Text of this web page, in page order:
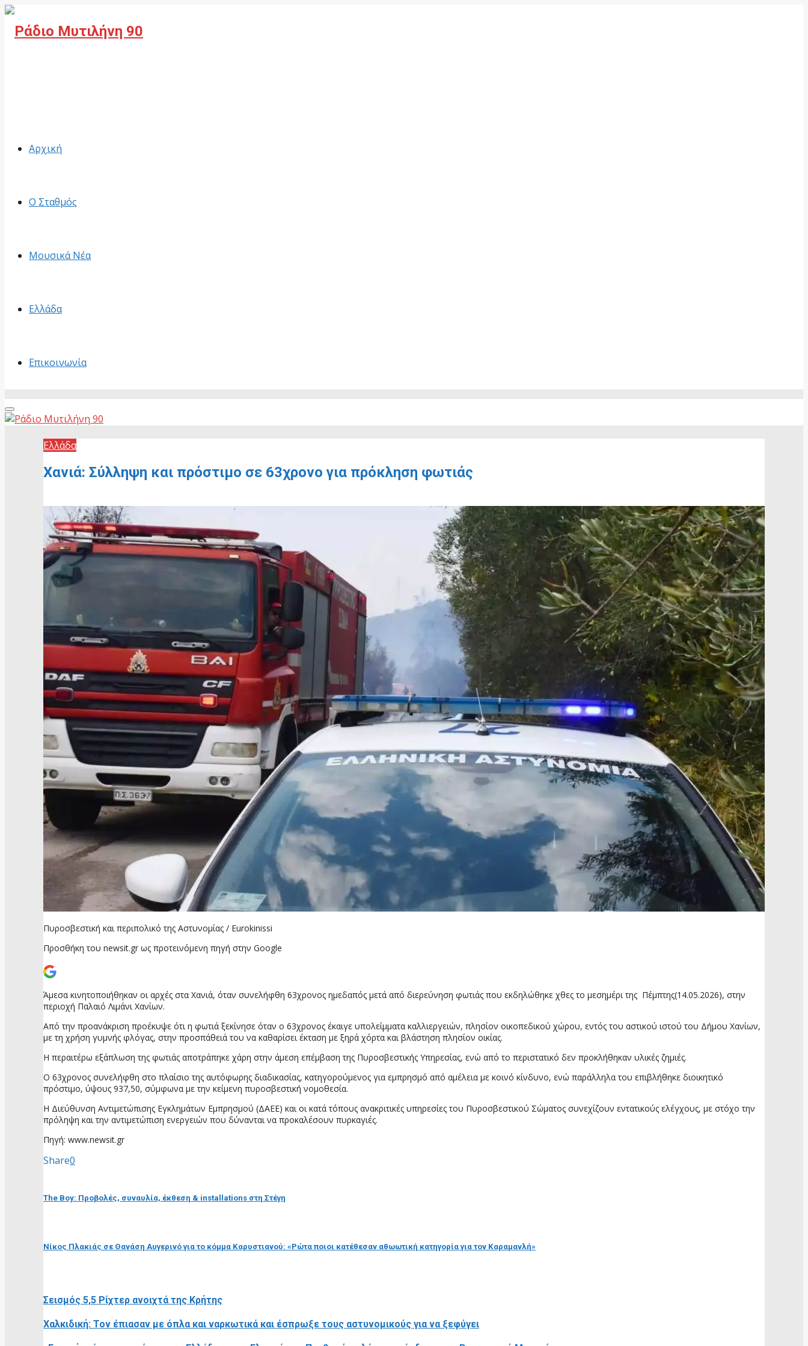
Αρχική
Ο Σταθμός
Μουσικά Νέα
Ελλάδα
Επικοινωνία
Primary
Menu
Ελλάδα
Χανιά: Σύλληψη και πρόστιμο σε 63χρονο για πρόκληση φωτιάς
Πυροσβεστική και περιπολικό της Αστυνομίας / Eurokinissi
Προσθήκη του newsit.gr ως προτεινόμενη πηγή στην Google
Άμεσα κινητοποιήθηκαν οι αρχές στα Χανιά, όταν συνελήφθη 63χρονος ημεδαπός μετά από διερεύνηση φωτιάς που εκδηλώθηκε χθες το μεσημέρι της Πέμπτης(14.05.2026), στην
περιοχή Παλαιό Λιμάνι Χανίων.
Από την προανάκριση προέκυψε ότι η φωτιά ξεκίνησε όταν ο 63χρονος έκαιγε υπολείμματα καλλιεργειών, πλησίον οικοπεδικού χώρου, εντός του αστικού ιστού του Δήμου Χανίων,
με τη χρήση γυμνής φλόγας, στην προσπάθειά του να καθαρίσει έκταση με ξηρά χόρτα και βλάστηση πλησίον οικίας.
Η περαιτέρω εξάπλωση της φωτιάς αποτράπηκε χάρη στην άμεση επέμβαση της Πυροσβεστικής Υπηρεσίας, ενώ από το περιστατικό δεν προκλήθηκαν υλικές ζημιές.
Ο 63χρονος συνελήφθη στο πλαίσιο της αυτόφωρης διαδικασίας, κατηγορούμενος για εμπρησμό από αμέλεια με κοινό κίνδυνο, ενώ παράλληλα του επιβλήθηκε διοικητικό
πρόστιμο, ύψους 937,50, σύμφωνα με την κείμενη πυροσβεστική νομοθεσία.
Η Διεύθυνση Αντιμετώπισης Εγκλημάτων Εμπρησμού (ΔΑΕΕ) και οι κατά τόπους ανακριτικές υπηρεσίες του Πυροσβεστικού Σώματος συνεχίζουν εντατικούς ελέγχους, με στόχο την
πρόληψη και την αντιμετώπιση ενεργειών που δύνανται να προκαλέσουν πυρκαγιές.
Πηγή: www.newsit.gr
Share0
The Boy: Προβολές, συναυλία, έκθεση & installations στη Στέγη
Νίκος Πλακιάς σε Θανάση Αυγερινό για το κόμμα Καρυστιανού: «Ρώτα ποιοι κατέθεσαν αθωωτική κατηγορία για τον Καραμανλή»
Σεισμός 5,5 Ρίχτερ ανοιχτά της Κρήτης
Χαλκιδική: Τον έπιασαν με όπλα και ναρκωτικά και έσπρωξε τους αστυνομικούς για να ξεφύγει